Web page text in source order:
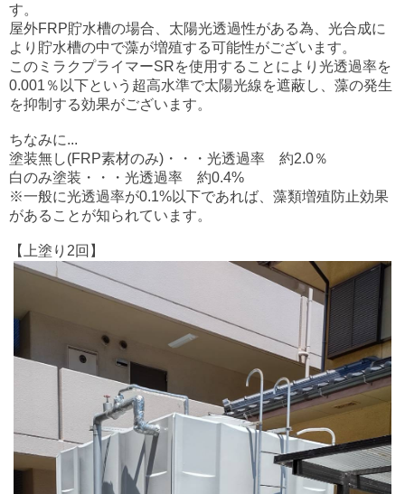
す。
屋外FRP貯水槽の場合、太陽光透過性がある為、光合成に
より貯水槽の中で藻が増殖する可能性がございます。
このミラクプライマーSRを使用することにより光透過率を
0.001％以下という超高水準で太陽光線を遮蔽し、藻の発生
を抑制する効果がございます。
ちなみに...
塗装無し(FRP素材のみ)・・・光透過率 約2.0％
白のみ塗装・・・光透過率 約0.4%
※一般に光透過率が0.1%以下であれば、藻類増殖防止効果
があることが知られています。
【上塗り2回】